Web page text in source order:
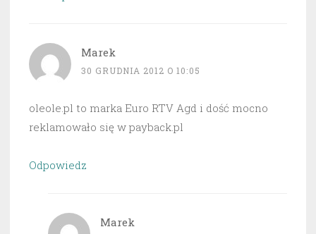
Marek
30 GRUDNIA 2012 O 10:05
oleole.pl to marka Euro RTV Agd i dość mocno
reklamowało się w payback.pl
Odpowiedz
Marek